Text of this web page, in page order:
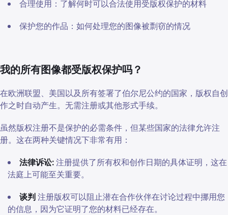
合理使用：了解何时可以合法使用受版权保护的材料
保护您的作品：如何处理您的图像被剽窃的情况
我的所有图像都受版权保护吗？
在欧洲联盟、美国以及所有签署了伯尔尼公约的国家，版权自创
作之时自动产生。无需注册或其他形式手续。
虽然版权注册不是保护的必需条件，但某些国家的法律允许注
册。这在两种关键情况下非常有用：
法律诉讼:注册提供了所有权和创作日期的具体证明，这在
法庭上可能至关重要。
谈判注册版权可以阻止潜在合作伙伴在讨论过程中挪用您
的信息，因为它证明了您的材料已经存在。